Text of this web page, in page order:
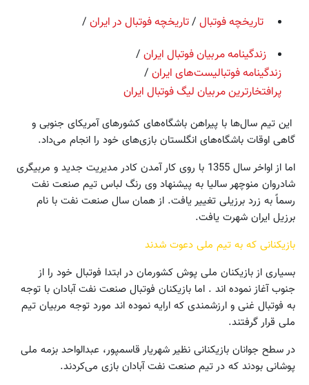
تاریخچه فوتبال /تاریخچه فوتبال در ایران /
زندگینامه مربیان فوتبال ایران /
زندگینامه فوتبالیست‌های ایران /
پرافتخارترین مربیان لیگ فوتبال ایران
این تیم سال‌ها با پیراهن باشگاه‌های کشورهای آمریکای جنوبی و
گاهی اوقات باشگاه‌های انگلستان بازی‌های خود را انجام می‌داد.
اما از اواخر سال 1355 با روی کار آمدن کادر مدیریت جدید و مربیگری
شادروان منوچهر سالیا به پیشنهاد وی رنگ لباس تیم صنعت نفت
رسماً به زرد برزیلی تغییر یافت. از همان سال صنعت نفت با نام
برزیل ایران شهرت یافت.
بازیکنانی که به تیم ملی دعوت شدند
بسیاری از بازیکنان ملی پوش کشورمان در ابتدا فوتبال خود را از
جنوب آغاز نموده اند . اما بازیکنان فوتبال صنعت نفت آبادان با توجه
به فوتبال غنی و ارزشمندی که ارایه نموده اند مورد توجه مربیان تیم
ملی قرار گرفتند.
در سطح جوانان بازیکنانی نظیر شهریار قاسمپور، عبدالواحد بزمه ملی
پوشانی بودند که در تیم صنعت نفت آبادان بازی می‌کردند.